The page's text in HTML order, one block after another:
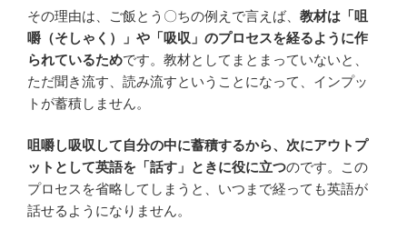
その理由は、ご飯とう〇ちの例えで言えば、 教材は「咀
嚼（そしゃく）」や「吸収」のプロセスを経るように作
られているためです。教材としてまとまっていないと、
ただ聞き流す、読み流すということになって、インプッ
トが蓄積しません。
咀嚼し吸収して自分の中に蓄積するから、次にアウトプ
ットとして英語を「話す」ときに役に立つのです。この
プロセスを省略してしまうと、いつまで経っても英語が
話せるようになりません。